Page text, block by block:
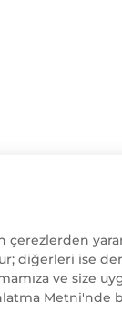
diğerleri ise
ve size
Metni'nde